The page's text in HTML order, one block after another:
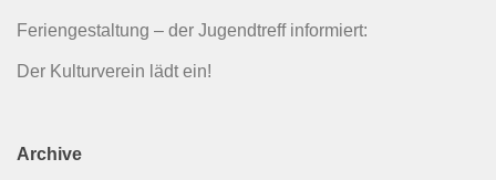
Feriengestaltung – der Jugendtreff informiert:
Der Kulturverein lädt ein!
Archive